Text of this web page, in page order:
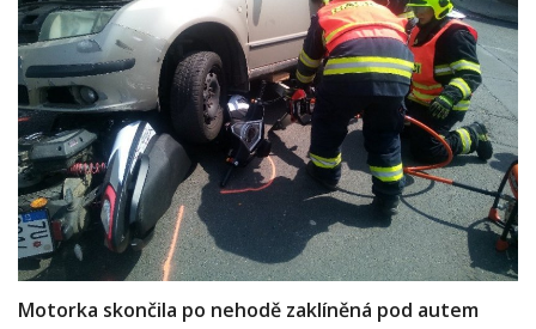
Motorka skončila po nehodě zaklíněná pod autem